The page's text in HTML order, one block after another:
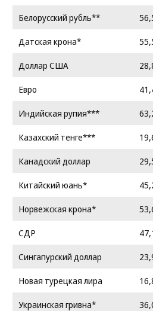
Белорусский рубль**
Датская крона*
Доллар США
Евро
Индийская рупия***
Казахский тенге***
Канадский доллар
Китайский юань*
Норвежская крона*
СДР
Сингапурский доллар
Новая турецкая лира
Украинская гривна*